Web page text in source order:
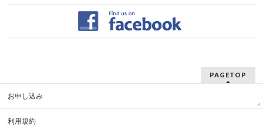
PAGETOP
お申し込み
利用規約